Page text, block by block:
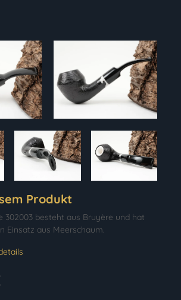
Produkt
302003 besteht aus Bruyère und hat
Einsatz aus Meerschaum.